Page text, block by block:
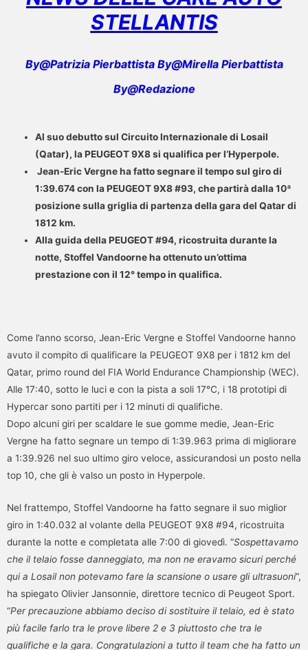
STELLANTIS
By@Patrizia Pierbattista By@Mirella Pierbattista
By@Redazione
Al suo debutto sul Circuito Internazionale di Losail
(Qatar), la PEUGEOT 9X8 si qualifica per l’Hyperpole.
Jean-Eric Vergne ha fatto segnare il tempo sul giro di
1:39.674 con la PEUGEOT 9X8 #93, che partirà dalla 10ª
posizione sulla griglia di partenza della gara del Qatar di
1812 km.
Alla guida della PEUGEOT #94, ricostruita durante la
notte, Stoffel Vandoorne ha ottenuto un’ottima
prestazione con il 12° tempo in qualifica.
Come l’anno scorso, Jean-Eric Vergne e Stoffel Vandoorne hanno
avuto il compito di qualificare la PEUGEOT 9X8 per i 1812 km del
Qatar, primo round del FIA World Endurance Championship (WEC).
Alle 17:40, sotto le luci e con la pista a soli 17°C, i 18 prototipi di
Hypercar sono partiti per i 12 minuti di qualifiche.
Dopo alcuni giri per scaldare le sue gomme medie, Jean-Eric
Vergne ha fatto segnare un tempo di 1:39.963 prima di migliorare
a 1:39.926 nel suo ultimo giro veloce, assicurandosi un posto nella
top 10, che gli è valso un posto in Hyperpole.
Nel frattempo, Stoffel Vandoorne ha fatto segnare il suo miglior
giro in 1:40.032 al volante della PEUGEOT 9X8 #94, ricostruita
durante la notte e completata alle 7:00 di giovedì. “Sospettavamo
che il telaio fosse danneggiato, ma non ne eravamo sicuri perché
qui a Losail non potevamo fare la scansione o usare gli ultrasuoni“,
ha spiegato Olivier Jansonnie, direttore tecnico di Peugeot Sport.
“Per precauzione abbiamo deciso di sostituire il telaio, ed è stato
più facile farlo tra le prove libere 2 e 3 piuttosto che tra le
qualifiche e la gara. Congratulazioni a tutto il team che ha fatto un